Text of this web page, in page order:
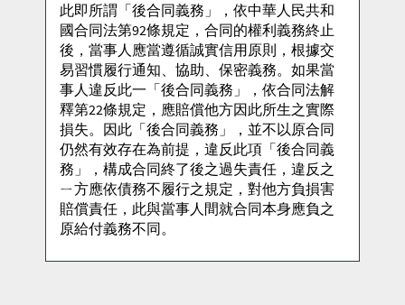
此即所謂「後合同義務」，依中華人民共和
國合同法第92條規定，合同的權利義務終止
後，當事人應當遵循誠實信用原則，根據交
易習慣履行通知、協助、保密義務。如果當
事人違反此一「後合同義務」，依合同法解
釋第22條規定，應賠償他方因此所生之實際
損失。因此「後合同義務」，並不以原合同
仍然有效存在為前提，違反此項「後合同義
務」，構成合同終了後之過失責任，違反之
ㄧ方應依債務不履行之規定，對他方負損害
賠償責任，此與當事人間就合同本身應負之
原給付義務不同。